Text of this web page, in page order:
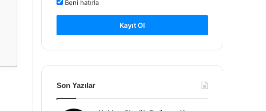
Beni hatırla
Kayıt Ol
Son Yazılar